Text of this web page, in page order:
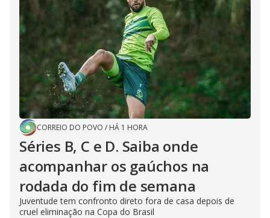
CORREIO DO POVO / HÁ 1 HORA
Séries B, C e D. Saiba onde
acompanhar os gaúchos na
rodada do fim de semana
Juventude tem confronto direto fora de casa depois de
cruel eliminação na Copa do Brasil